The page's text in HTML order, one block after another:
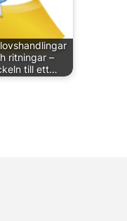
ritningar –
till ett…